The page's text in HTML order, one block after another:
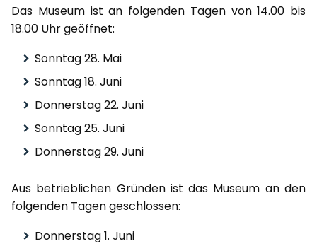
Das Museum ist an folgenden Tagen von 14.00 bis
18.00 Uhr geöffnet:
Sonntag 28. Mai
Sonntag 18. Juni
Donnerstag 22. Juni
Sonntag 25. Juni
Donnerstag 29. Juni
Aus betrieblichen Gründen ist das Museum an den
folgenden Tagen geschlossen:
Donnerstag 1. Juni